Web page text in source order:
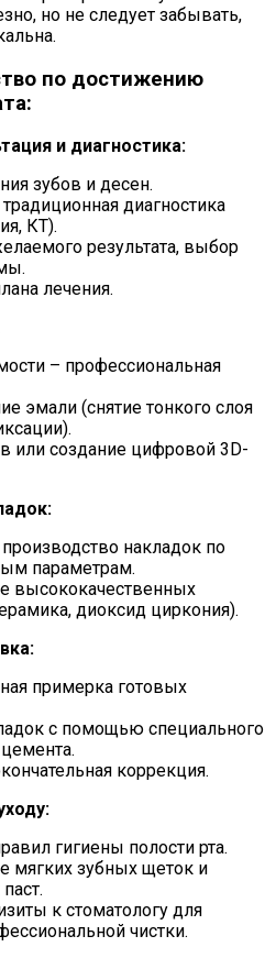
но не следует забывать,
по достижению
и диагностика:
зубов и десен.
диагностика
КТ).
результата, выбор
лечения.
– профессиональная
эмали (снятие тонкого слоя
или создание цифровой 3D-
накладок по
параметрам.
высококачественных
диоксид циркония).
примерка готовых
с помощью специального
коррекция.
гигиены полости рта.
мягких зубных щеток и
к стоматологу для
чистки.